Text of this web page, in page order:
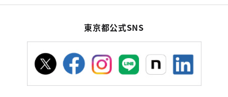
東京都公式SNS